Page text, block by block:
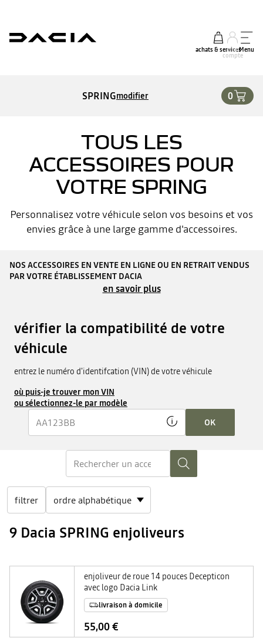
achats & services
mon
compte
Menu
SPRINGmodifier 0
TOUS LES
ACCESSOIRES POUR
VOTRE SPRING
Personnalisez votre véhicule selon vos besoins et vos
envies grâce à une large gamme d'accessoires.
NOS ACCESSOIRES EN VENTE EN LIGNE OU EN RETRAIT VENDUS
PAR VOTRE ÉTABLISSEMENT DACIA
en savoir plus
vérifier la compatibilité de votre
véhicule
entrez le numéro d'identifcation (VIN) de votre véhicule
où puis-je trouver mon VIN
ou sélectionnez-le par modèle
OK
filtrer
9 Dacia SPRING enjoliveurs
enjoliveur de roue 14 pouces Decepticon
avec logo Dacia Link
livraison à domicile
55,00 €